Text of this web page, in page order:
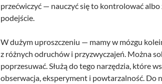
przećwiczyć — nauczyć się to kontrolować albo
podejście.
W dużym uproszczeniu — mamy w mózgu
z różnych odruchów i przyzwyczajeń. Można
poprzesuwać. Służą do tego narzędzia, które
obserwacja, eksperyment i powtarzalność. Do